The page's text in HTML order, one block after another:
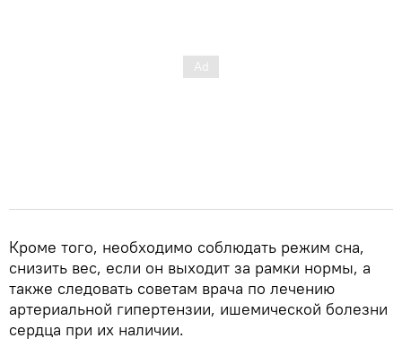
Кроме того, необходимо соблюдать режим сна,
снизить вес, если он выходит за рамки нормы, а
также следовать советам врача по лечению
артериальной гипертензии, ишемической болезни
сердца при их наличии.